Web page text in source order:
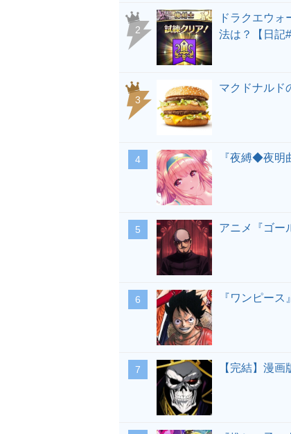
ドラクエウ
法は？【日記
マクドナルド
『夜縛◆夜明
アニメ『ゴー
『ワンピー
【完結】漫